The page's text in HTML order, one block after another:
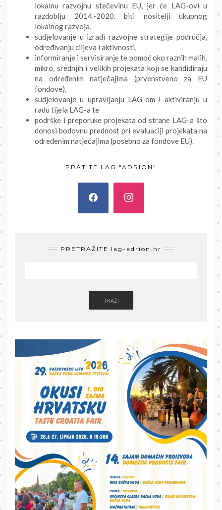
lokalnu razvojnu stečevinu EU, jer će LAG-ovi u
razdoblju 2014.-2020. biti nositelji ukupnog
lokalnog razvoja,
sudjelovanje u izradi razvojne strategije područja,
određivanju ciljeva i aktivnosti,
informiranje i servisiranje te pomoć oko raznih malih,
mikro, srednjih i velikih projekata koji se kandidiraju
na određenim natječajima (prvenstveno za EU
fondove),
sudjelovanje u upravljanju LAG-om i aktiviranju u
radu tijela LAG-a te
podrške i preporuke projekata od strane LAG-a što
donosi bodovnu prednost pri evaluaciji projekata na
određenim natječajima (posebno za fondove EU).
PRATITE LAG "ADRION"
PRETRAŽITE lag-adrion.hr
TRAŽI